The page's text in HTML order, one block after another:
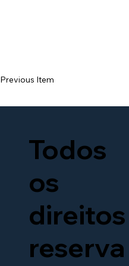
Previous Item
Todos
os
direitos
reserva